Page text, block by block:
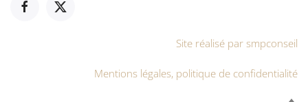
Site réalisé par smpconseil
Mentions légales, politique de confidentialité